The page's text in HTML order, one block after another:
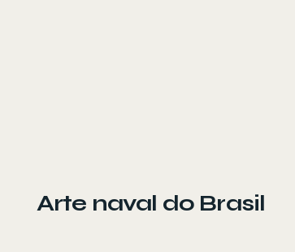
Arte naval do Brasil